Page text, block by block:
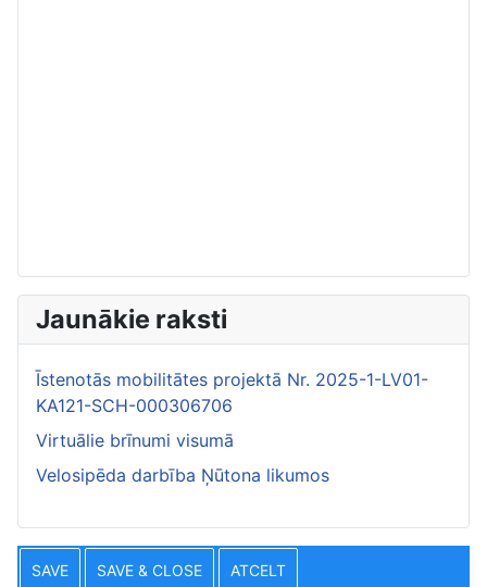
Jaunākie raksti
Īstenotās mobilitātes projektā Nr. 2025-1-LV01-
KA121-SCH-000306706
Virtuālie brīnumi visumā
Velosipēda darbība Ņūtona likumos
SAVE SAVE & CLOSE ATCELT